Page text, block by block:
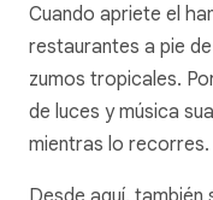
Cuando apriete el
restaurantes a pie
zumos tropicales.
de luces y música
mientras lo recorres.